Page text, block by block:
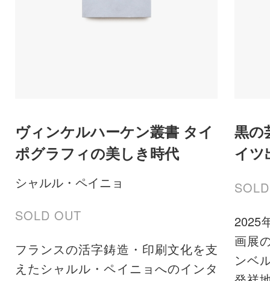
ヴィンケルハーケン叢書 タイ
ポグラフィの美しき時代
シャルル・ペイニョ
SOLD OUT
フランスの活字鋳造・印刷文化を支
えたシャルル・ペイニョへのインタ
黒の
イツ
2025
画展
ンベ